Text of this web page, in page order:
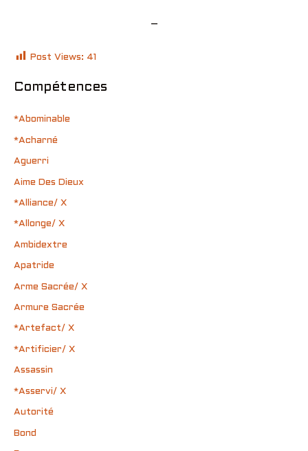
–
Post Views: 41
Compétences
*Abominable
*Acharné
Aguerri
Aime Des Dieux
*Alliance/ X
*Allonge/ X
Ambidextre
Apatride
Arme Sacrée/ X
Armure Sacrée
*Artefact/ X
*Artificier/ X
Assassin
*Asservi/ X
Autorité
Bond